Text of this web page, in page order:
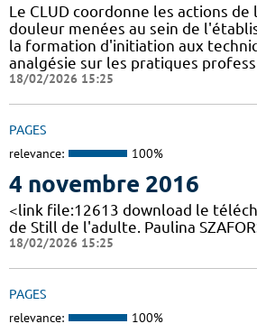
Le CLUD coordonne les actions
douleur menées au sein de
la formation d'initiation aux
analgésie sur les pratiques
18/02/2026 15:25
PAGES
relevance: 100%
4 novembre 2016
<link file:12613 download le
de Still de l'adulte. Paulina
18/02/2026 15:25
PAGES
relevance: 100%